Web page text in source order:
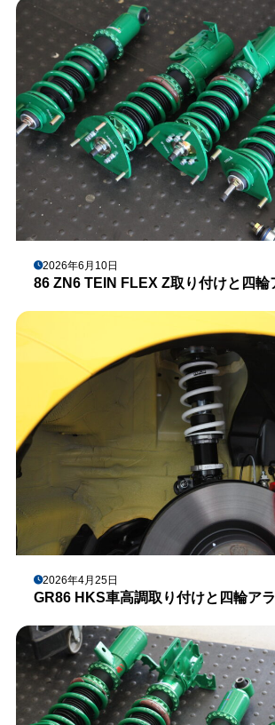
2026年6月10日
86 ZN6 TEIN FLEX Z取り付けと四輪
2026年4月25日
GR86 HKS車高調取り付けと四輪ア